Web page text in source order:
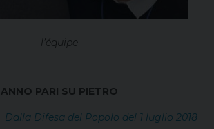
l’équipe
ANNO PARI SU PIETRO
Dalla Difesa del Popolo del 1 luglio 2018